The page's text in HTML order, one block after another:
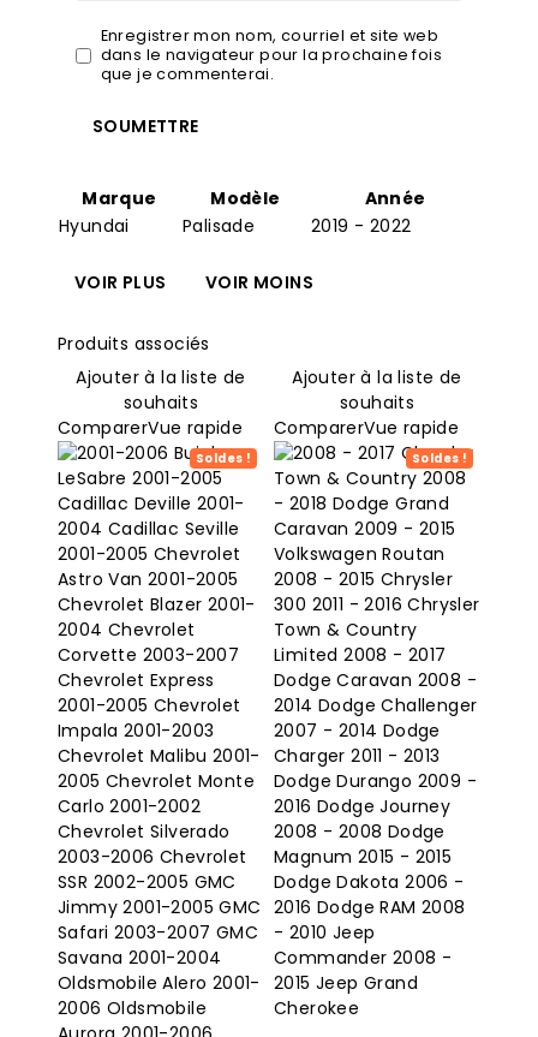
Enregistrer mon nom, courriel et site web
dans le navigateur pour la prochaine fois
que je commenterai.
Marque Modèle
Année
Hyundai
Palisade 2019 - 2022
Produits associés
Ajouter à la liste de
souhaits
ComparerVue rapide
Soldes !
Ajouter à la liste de
souhaits
ComparerVue rapide
Soldes !